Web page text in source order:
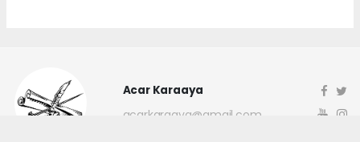
Acar Karaaya
acarkaraaya@gmail.com